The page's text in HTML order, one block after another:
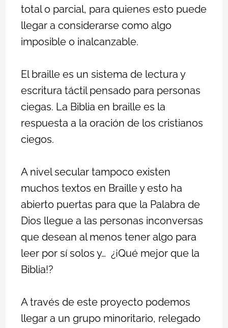
total o parcial, para quienes esto puede
llegar a considerarse como algo
imposible o inalcanzable.
El braille es un sistema de lectura y
escritura táctil pensado para personas
ciegas. La Biblia en braille es la
respuesta a la oración de los cristianos
ciegos.
A nivel secular tampoco existen
muchos textos en Braille y esto ha
abierto puertas para que la Palabra de
Dios llegue a las personas inconversas
que desean al menos tener algo para
leer por sí solos y… ¿¡Qué mejor que la
Biblia!?
A través de este proyecto podemos
llegar a un grupo minoritario, relegado